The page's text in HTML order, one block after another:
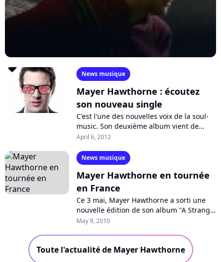
News musique
Mayer Hawthorne : écoutez
son nouveau single
C'est l'une des nouvelles voix de la soul-
music. Son deuxième album vient de
sortir. Pure Charts vous propose d'écouter
April 6, 2012
News musique
Mayer Hawthorne en tournée
en France
Ce 3 mai, Mayer Hawthorne a sorti une
nouvelle édition de son album "A Strange
Arrangement". Deux nouveaux titres ainsi
May 9, 2010
Toute l'actualité de Mayer Hawthorne